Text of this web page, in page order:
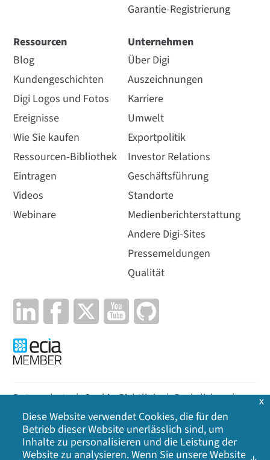
Garantie-Registrierung
Ressourcen
Blog
Kundengeschichten
Digi Logos und Fotos
Ereignisse
Wie Sie kaufen
Ressourcen-Bibliothek
Eintragen
Videos
Webinare
Unternehmen
Über Digi
Auszeichnungen
Karriere
Umwelt
Exportpolitik
Investor Relations
Geschäftsführung
Standorte
Medienberichterstattung
Andere Digi-Sites
Pressemeldungen
Qualität
Datenschutz | Cookie-Richtlinie | Rechtliches |
Lageplan
©2026Digi International Inc. Alle Rechte
Diese Website verwendet Cookies, die für den
Betrieb dieser Website unerlässlich sind, um
Inhalte zu personalisieren und die Leistung der
Website zu analysieren. Wenn Sie unsere Website
x